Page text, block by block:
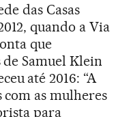
das Casas
quando a Via
que
Samuel Klein
até 2016: “A
as mulheres
para